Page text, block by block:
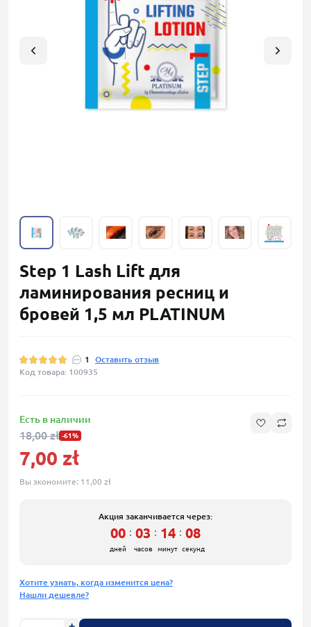
Step 1 Lash Lift для
ламинирования ресниц и
бровей 1,5 мл PLATINUM
1
Оставить отзыв
Код товара: 100935
Есть в наличии
18,00 zł -61%
7,00 zł
Вы экономите: 11,00 zł
Акция заканчивается через:
00
дней
: 03
часов
: 14
минут
: 08
секунд
Хотите узнать, когда изменится цена?
Нашли дешевле?